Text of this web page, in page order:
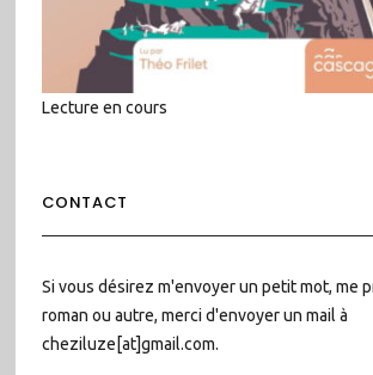
Lecture en cours
CONTACT
Si vous désirez m'envoyer un petit mot, me
roman ou autre, merci d'envoyer un mail à
cheziluze[at]gmail.com.